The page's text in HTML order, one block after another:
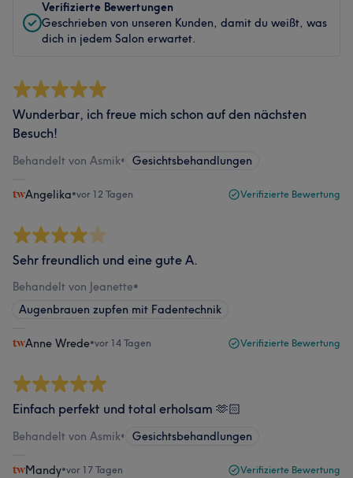
Verifizierte Bewertungen
Geschrieben von unseren Kunden, damit du weißt, was
dich in jedem Salon erwartet.
Wunderbar, ich freue mich schon auf den nächsten
Besuch!
Behandelt von Asmik• Gesichtsbehandlungen
Angelika•vor 12 Tagen Verifizierte Bewertung
Sehr freundlich und eine gute A.
Behandelt von Jeanette•
Augenbrauen zupfen mit Fadentechnik
Anne Wrede•vor 14 Tagen Verifizierte Bewertung
Einfach perfekt und total erholsam 🫶🏻
Behandelt von Asmik• Gesichtsbehandlungen
Mandy•vor 17 Tagen Verifizierte Bewertung